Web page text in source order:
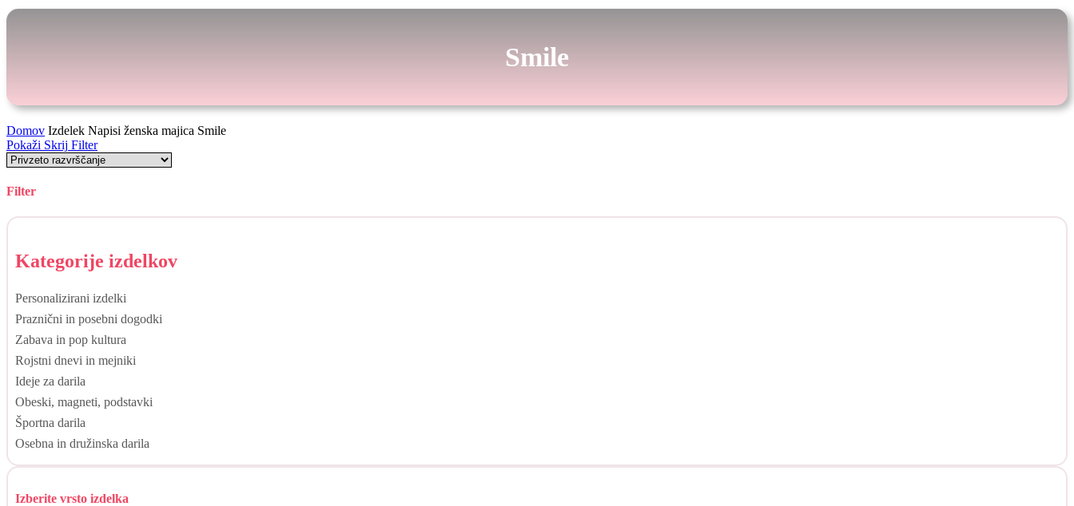
Smile
Domov Izdelek Napisi ženska majica Smile
Pokaži Skrij Filter
Filter
Skrij
Kategorije izdelkov
Personalizirani izdelki
Praznični in posebni dogodki
Zabava in pop kultura
Rojstni dnevi in mejniki
Ideje za darila
Obeski, magneti, podstavki
Športna darila
Osebna in družinska darila
Izberite vrsto izdelka